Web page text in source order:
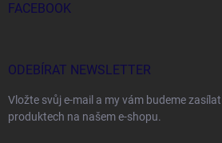
FACEBOOK
ODEBÍRAT NEWSLETTER
Vložte svůj e-mail a my vám budeme
produktech na našem e-shopu.